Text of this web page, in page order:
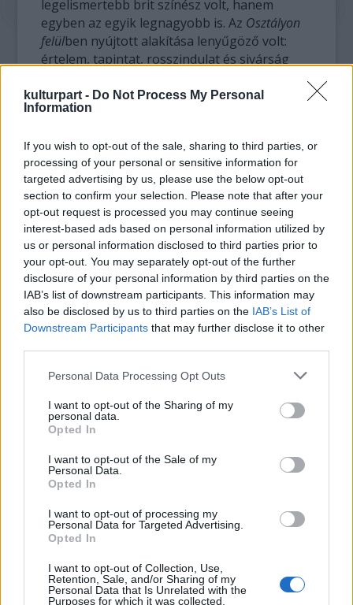
kulturpart - Do Not Process My Personal
Information
If you wish to opt-out of the sale, sharing to third parties, or
processing of your personal or sensitive information for
targeted advertising by us, please use the below opt-out
section to confirm your selection. Please note that after your
opt-out request is processed you may continue seeing
interest-based ads based on personal information utilized by
us or personal information disclosed to third parties prior to
your opt-out. You may separately opt-out of the further
disclosure of your personal information by third parties on the
IAB’s list of downstream participants. This information may
also be disclosed by us to third parties on the IAB’s List of
Downstream Participants that may further disclose it to other
Please note that this website/app uses one or more Google
not limited to your visit or usage behaviour. You may click to
grant or deny consent to Google and its third-party tags to
use your data for below specified purposes in below Google
consent section.
Personal Data Processing Opt Outs
I want to opt-out of the Sharing of my
personal data.
Opted In
I want to opt-out of the Sale of my
Personal Data.
Opted In
I want to opt-out of processing my
Personal Data for Targeted Advertising.
Opted In
I want to opt-out of Collection, Use,
Retention, Sale, and/or Sharing of my
Personal Data that Is Unrelated with the
Purposes for which it was collected.
legelismertebb brit színész volt, hanem
egyben az egyik legnagyobb is. Az Osztályon
felülben nyújtott alakítása lenyűgöző volt:
értelem, tapintat, rosszindulat és sivárság
játszott karakterben."
Richard Griffiths és Daniel Radcliffe az Equus próbáján (Fotó:
A Harry Pottert játszó Daniel Radcliffe így
nyilatkozott a BBC-nek: „Richard a karrierem
két legfontosabb pillanatánál is jelen volt.
Büszke vagyok rá, hogy ismerhettem."